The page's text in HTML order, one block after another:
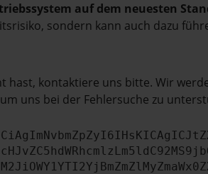
auf dem neuesten
sondern kann auch dazu
kontaktiere uns bitte. Wir
uns bei der Fehlersuche zu